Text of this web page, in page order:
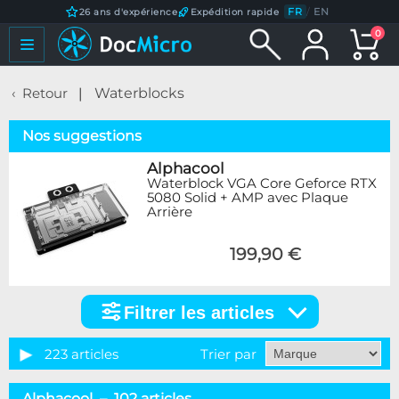
26 ans d'expérience Expédition rapide FR / EN
0
Retour Waterblocks
Nos suggestions
Alphacool
Waterblock VGA Core Geforce RTX
5080 Solid + AMP avec Plaque
Arrière
199,90 €
articles
Catégorie
Filtrer les articles
223 articles Trier par